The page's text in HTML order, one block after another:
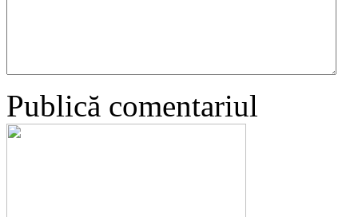
Publică comentariul